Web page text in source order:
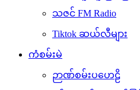
သဇင် FM Radio
Tiktok ဆယ်လီများ
ကံစမ်းမဲ
ဉာဏ်စမ်းပဟေဠိ